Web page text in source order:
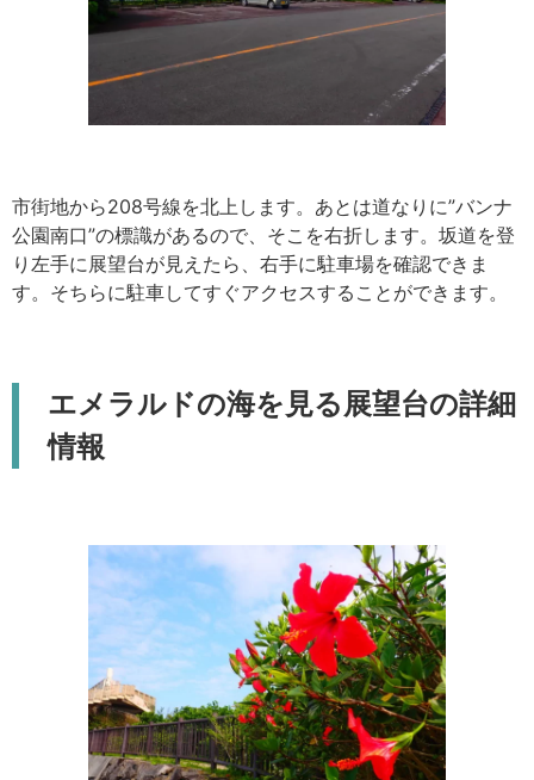
市街地から208号線を北上します。あとは道なりに”バンナ
公園南口”の標識があるので、そこを右折します。坂道を登
り左手に展望台が見えたら、右手に駐車場を確認できま
す。そちらに駐車してすぐアクセスすることができます。
エメラルドの海を見る展望台の詳細
情報